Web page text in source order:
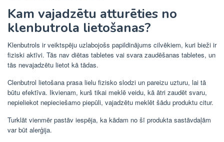
Kam vajadzētu atturēties no
klenbutrola lietošanas?
Klenbutrols ir veiktspēju uzlabojošs papildinājums cilvēkiem, kuri bieži ir
fiziski aktīvi. Tās nav diētas tabletes vai svara zaudēšanas tabletes, un
tās nevajadzētu lietot kā tādas.
Clenbutrol lietošana prasa lielu fizisko slodzi un pareizu uzturu, lai tā
būtu efektīva. Ikvienam, kurš tikai meklē veidu, kā ātri zaudēt svaru,
nepieliekot nepieciešamo piepūli, vajadzētu meklēt šādu produktu citur.
Turklāt vienmēr pastāv iespēja, ka kādam no šī produkta sastāvdaļām
var būt alerģija.